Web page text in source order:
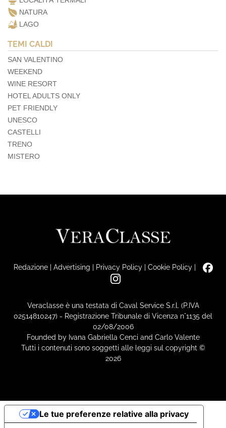
NATURA
LAGO
TEMI CALDI
SAN VALENTINO
WEEKEND
WINE RESORT
HOTEL ADULTS ONLY
PET FRIENDLY
UNESCO
CASTELLI
TRENO
MISTERO
Redazione| Advertising | Privacy Policy| Cookie Policy|
Veraclasse è una testata di Caval Service S.r.l. (P.IVA
02514810247) - Registrazione Tribunale di Vicenza n°1135 del
02/08/2006
Founded by Ivana Gabriella Cenci and Carlo Valente
Tutti i contenuti sono soggetti alle leggi sul copyright ©
2026
Le tue preferenze relative alla privacy